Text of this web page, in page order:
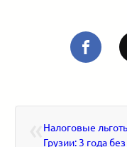
Налоговые
Грузии: 3 года